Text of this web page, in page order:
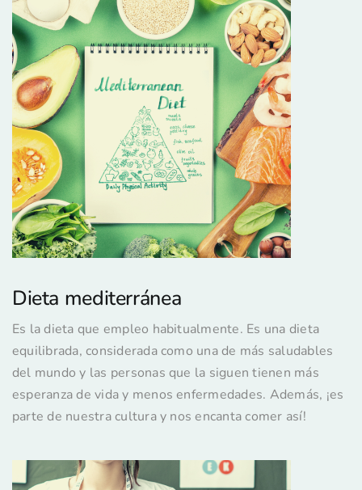
Dieta mediterránea
Es la dieta que empleo habitualmente. Es una dieta
equilibrada, considerada como una de más saludables
del mundo y las personas que la siguen tienen más
esperanza de vida y menos enfermedades. Además, ¡es
parte de nuestra cultura y nos encanta comer así!